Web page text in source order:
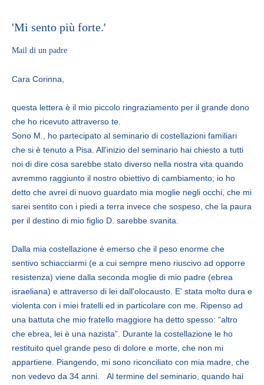
'Mi sento più forte.'
Mail di un padre
Cara Corinna,
questa lettera è il mio piccolo ringraziamento per il grande dono
che ho ricevuto attraverso te.
Sono M., ho partecipato al seminario di costellazioni familiari
che si è tenuto a Pisa. All'inizio del seminario hai chiesto a tutti
noi di dire cosa sarebbe stato diverso nella nostra vita quando
avremmo raggiunto il nostro obiettivo di cambiamento; io ho
detto che avrei di nuovo guardato mia moglie negli occhi, che mi
sarei sentito con i piedi a terra invece che sospeso, che la paura
per il destino di mio figlio D. sarebbe svanita.
Dalla mia costellazione è emerso che il peso enorme che
sentivo schiacciarmi (e a cui sempre meno riuscivo ad opporre
resistenza) viene dalla seconda moglie di mio padre (ebrea
israeliana) e attraverso di lei dall'olocausto. E' stata molto dura e
violenta con i miei fratelli ed in particolare con me. Ripenso ad
una battuta che mio fratello maggiore ha detto spesso: “altro
che ebrea, lei è una nazista”. Durante la costellazione le ho
restituito quel grande peso di dolore e morte, che non mi
appartiene. Piangendo, mi sono riconciliato con mia madre, che
non vedevo da 34 anni. Al termine del seminario, quando hai